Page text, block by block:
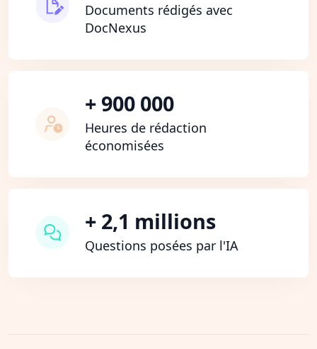
Documents rédigés avec
DocNexus
+ 900 000
Heures de rédaction
économisées
+ 2,1 millions
Questions posées par l'IA